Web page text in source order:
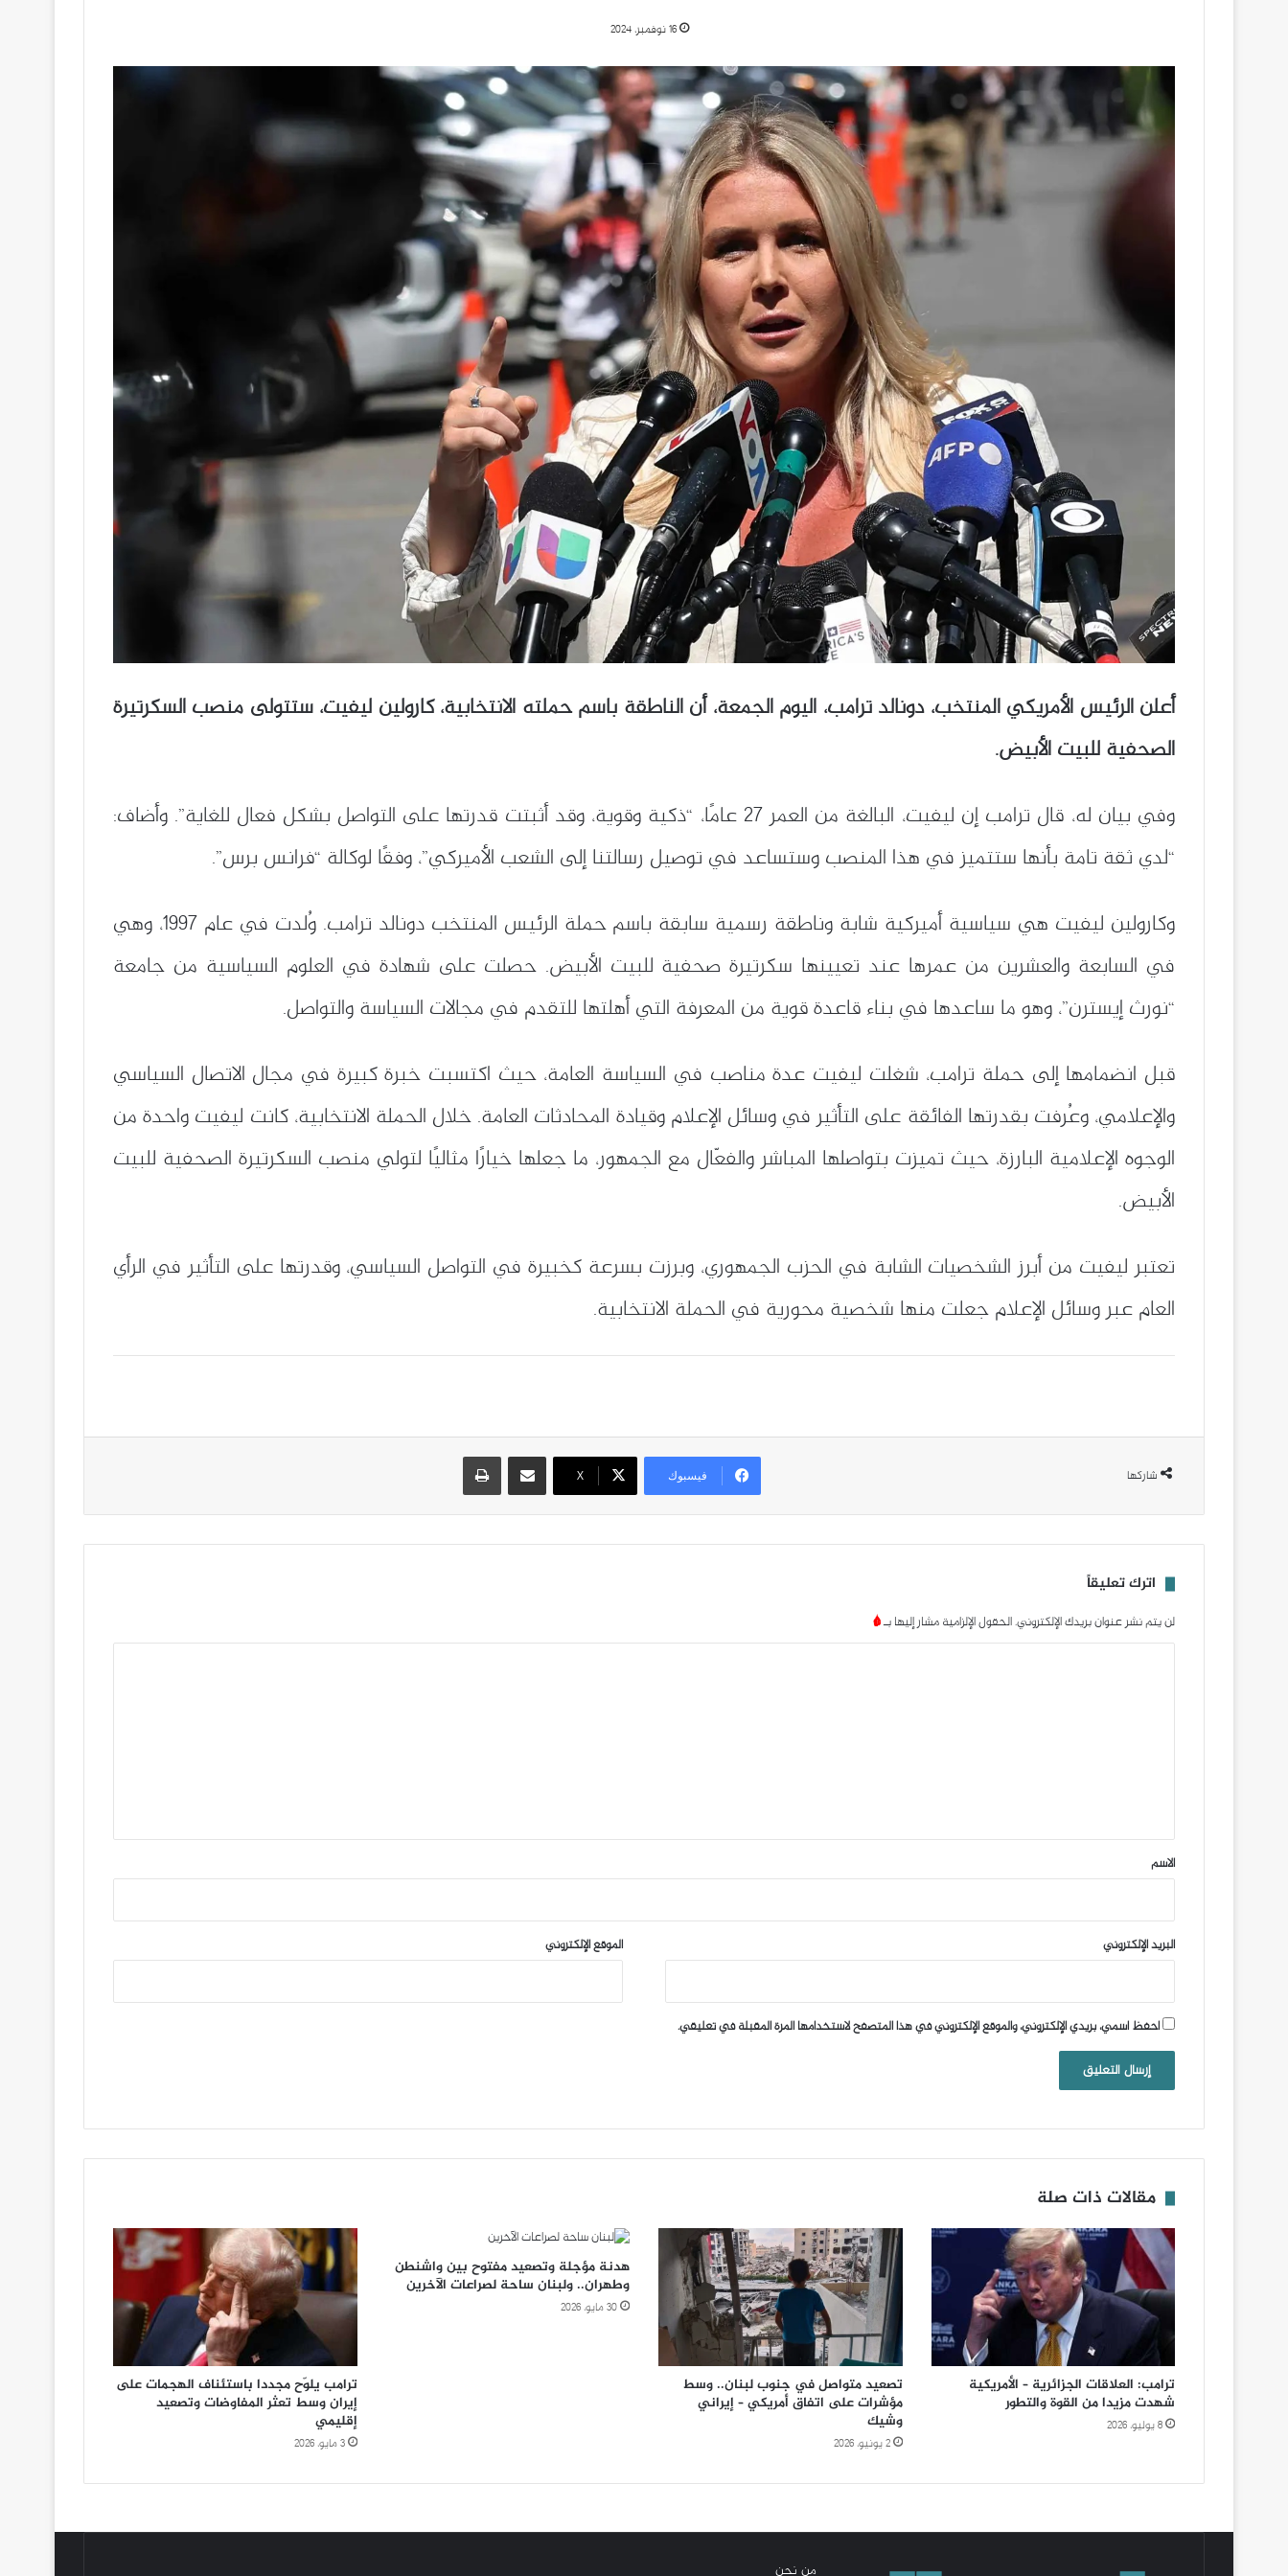
16 نوفمبر، 2024
أعلن الرئيس الأمريكي المنتخب، دونالد ترامب، اليوم الجمعة، أن الناطقة باسم حملته الانتخابية، كارولين ليفيت، ستتولى منصب السكرتيرة
الصحفية للبيت الأبيض.
وفي بيان له، قال ترامب إن ليفيت، البالغة من العمر 27 عامًا، “ذكية وقوية، وقد أثبتت قدرتها على التواصل بشكل فعال للغاية”. وأضاف:
“لدي ثقة تامة بأنها ستتميز في هذا المنصب وستساعد في توصيل رسالتنا إلى الشعب الأميركي”، وفقًا لوكالة “فرانس برس”.
وكارولين ليفيت هي سياسية أميركية شابة وناطقة رسمية سابقة باسم حملة الرئيس المنتخب دونالد ترامب. وُلدت في عام 1997، وهي
في السابعة والعشرين من عمرها عند تعيينها سكرتيرة صحفية للبيت الأبيض. حصلت على شهادة في العلوم السياسية من جامعة
“نورث إيسترن”، وهو ما ساعدها في بناء قاعدة قوية من المعرفة التي أهلتها للتقدم في مجالات السياسة والتواصل.
قبل انضمامها إلى حملة ترامب، شغلت ليفيت عدة مناصب في السياسة العامة، حيث اكتسبت خبرة كبيرة في مجال الاتصال السياسي
والإعلامي، وعُرفت بقدرتها الفائقة على التأثير في وسائل الإعلام وقيادة المحادثات العامة. خلال الحملة الانتخابية، كانت ليفيت واحدة من
الوجوه الإعلامية البارزة، حيث تميزت بتواصلها المباشر والفعّال مع الجمهور، ما جعلها خيارًا مثاليًا لتولي منصب السكرتيرة الصحفية للبيت
الأبيض.
تعتبر ليفيت من أبرز الشخصيات الشابة في الحزب الجمهوري، وبرزت بسرعة كخبيرة في التواصل السياسي، وقدرتها على التأثير في الرأي
العام عبر وسائل الإعلام جعلت منها شخصية محورية في الحملة الانتخابية.
شاركها فيسبوك X
اترك تعليقاً
لن يتم نشر عنوان بريدك الإلكتروني.الحقول الإلزامية مشار إليها بـ*
*
الاسم
البريد الإلكتروني الموقع الإلكتروني
احفظ اسمي، بريدي الإلكتروني، والموقع الإلكتروني في هذا المتصفح لاستخدامها المرة المقبلة في تعليقي.
مقالات ذات صلة
ترامب: العلاقات الجزائرية – الأمريكية
شهدت مزيدا من القوة والتطور
8 يوليو، 2026
تصعيد متواصل في جنوب لبنان.. وسط
مؤشرات على اتفاق أمريكي – إيراني
وشيك
2 يونيو، 2026
هدنة مؤجلة وتصعيد مفتوح بين واشنطن
وطهران.. ولبنان ساحة لصراعات الآخرين
30 مايو، 2026
ترامب يلوّح مجددا باستئناف الهجمات على
إيران وسط تعثر المفاوضات وتصعيد
إقليمي
3 مايو، 2026
من نحن